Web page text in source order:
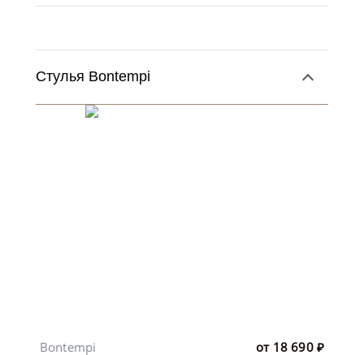
Стулья Bontempi
от 18 690 ₽
Bontempi